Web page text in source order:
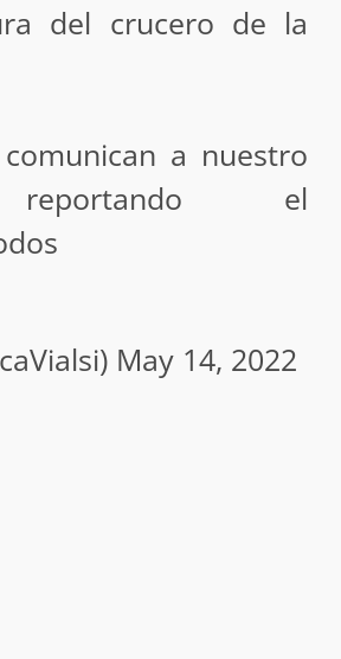
del crucero de la
a nuestro
el
May 14, 2022
Bukele elimina el presupuesto a
los partidos políticos.